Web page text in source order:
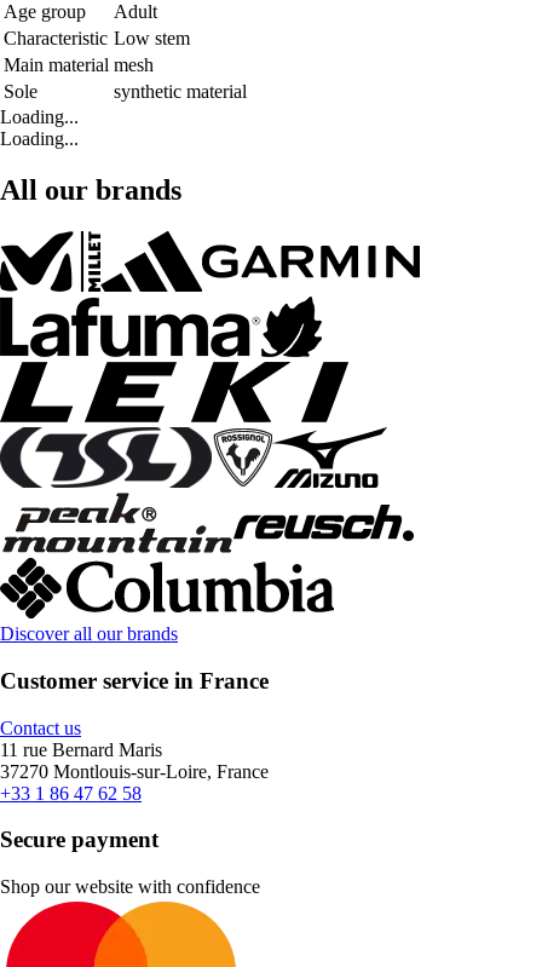
Age group
Adult
Characteristic Low stem
Main material mesh
Sole
synthetic material
Loading...
Loading...
All our brands
Discover all our brands
Customer service in France
Contact us
11 rue Bernard Maris
37270 Montlouis-sur-Loire, France
+33 1 86 47 62 58
Secure payment
Shop our website with confidence